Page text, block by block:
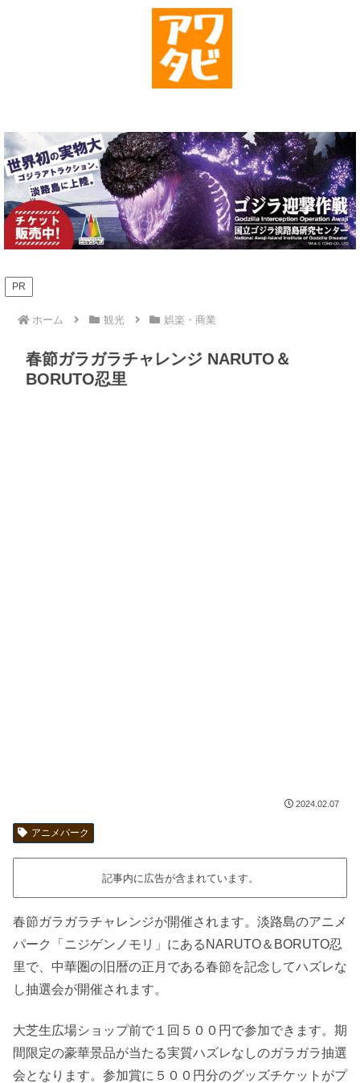
PR
ホーム 観光 娯楽・商業
春節ガラガラチャレンジ NARUTO＆
BORUTO忍里
2024.02.07
アニメパーク
記事内に広告が含まれています。
春節ガラガラチャレンジが開催されます。淡路島のアニメ
パーク「ニジゲンノモリ」にあるNARUTO＆BORUTO忍
里で、中華圏の旧暦の正月である春節を記念してハズレな
し抽選会が開催されます。
大芝生広場ショップ前で１回５００円で参加できます。期
間限定の豪華景品が当たる実質ハズレなしのガラガラ抽選
会となります。参加賞に５００円分のグッズチケットがプ